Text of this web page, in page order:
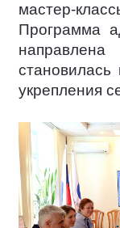
мастер-
Программа
становилась
укрепления